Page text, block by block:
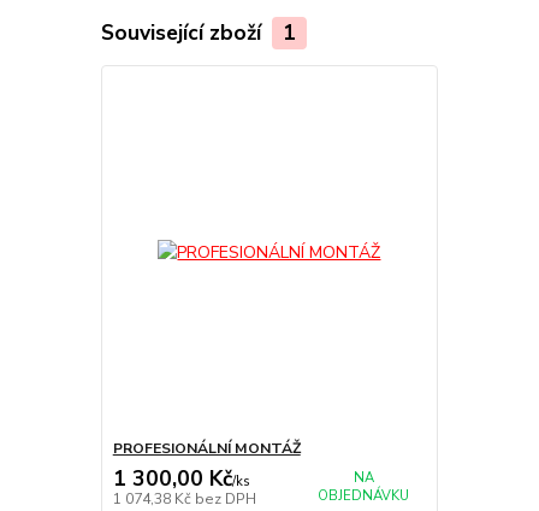
Související zboží 1
PROFESIONÁLNÍ MONTÁŽ
1 300,00 Kč/ks
1 074,38 Kč bez DPH
NA
OBJEDNÁVKU